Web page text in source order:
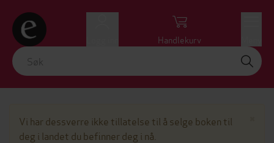
Handlekurv
Vi har dessverre ikke tillatelse til å selge boken til
deg i landet du befinner deg i nå.